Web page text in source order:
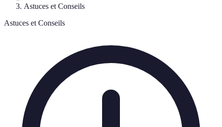
Astuces et Conseils
Astuces et Conseils